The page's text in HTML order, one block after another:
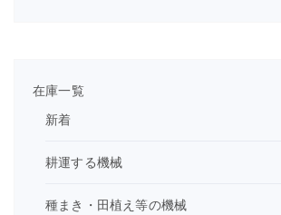
在庫一覧
新着
耕運する機械
種まき・田植え等の機械